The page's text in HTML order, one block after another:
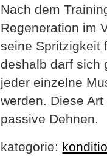
Nach dem
Regeneration im
seine Spritzigkeit
deshalb darf sich
jeder einzelne
werden. Diese
passive Dehnen.
kategorie: